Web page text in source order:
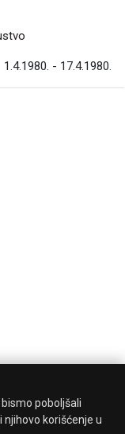
1.4.1980. - 17.4.1980.
poboljšali
korišćenje u